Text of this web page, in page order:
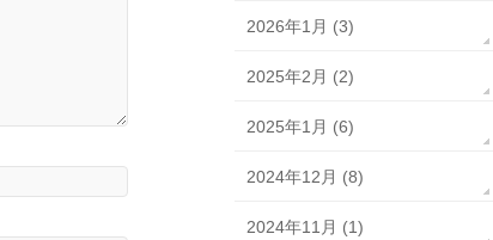
2026年1月 (3)
2025年2月 (2)
2025年1月 (6)
2024年12月 (8)
2024年11月 (1)